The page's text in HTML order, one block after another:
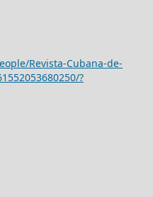
Revista-Cubana-de-
?